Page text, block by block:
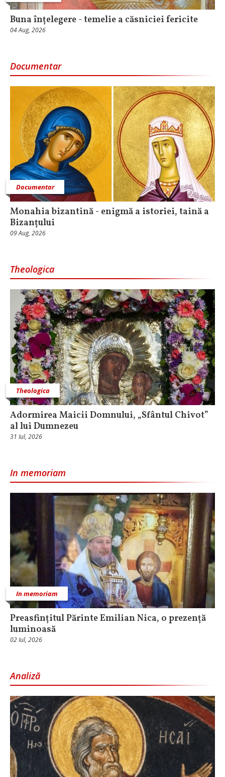
Buna înțelegere - temelie a căsniciei fericite
04 Aug, 2026
Documentar
Documentar
Monahia bizantină - enigmă a istoriei, taină a
Bizanțului
09 Aug, 2026
Theologica
Theologica
Adormirea Maicii Domnului, „Sfântul Chivot”
al lui Dumnezeu
31 Iul, 2026
In memoriam
In memoriam
Preasfințitul Părinte Emilian Nica, o prezență
luminoasă
02 Iul, 2026
Analiză